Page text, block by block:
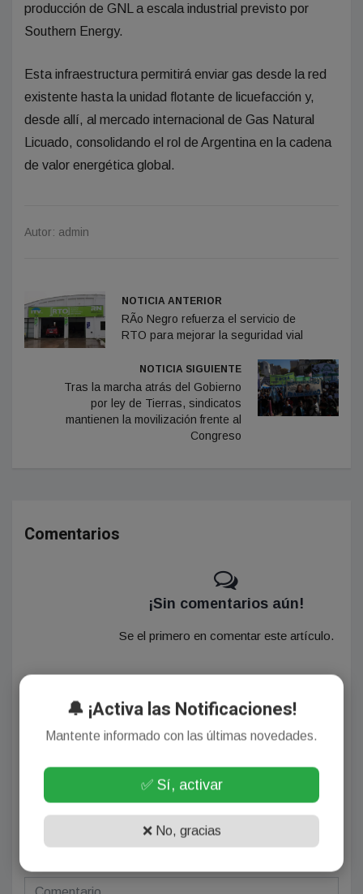
producción de GNL a escala industrial previsto por
Southern Energy.
Esta infraestructura permitirá enviar gas desde la red
existente hasta la unidad flotante de licuefacción y,
desde allí, al mercado internacional de Gas Natural
Licuado, consolidando el rol de Argentina en la cadena
de valor energética global.
Autor: admin
NOTICIA ANTERIOR
RÃ­o Negro refuerza el servicio de
RTO para mejorar la seguridad vial
NOTICIA SIGUIENTE
Tras la marcha atrás del Gobierno
por ley de Tierras, sindicatos
mantienen la movilización frente al
Congreso
Comentarios
¡Sin comentarios aún!
Se el primero en comentar este artículo.
Deja tu comentario
(Su email no será publicado)
🔔 ¡Activa las Notificaciones!
Mantente informado con las últimas novedades.
✅ Sí, activar
❌ No, gracias